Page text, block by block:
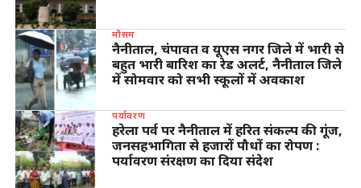
मौसम
नैनीताल, चंपावत व यूएस नगर जिले में भारी से
बहुत भारी बारिश का रेड अलर्ट, नैनीताल जिले
में सोमवार को सभी स्कूलों में अवकाश
पर्यावरण
हरेला पर्व पर नैनीताल में हरित संकल्प की गूंज,
जनसहभागिता से हजारों पौधों का रोपण :
पर्यावरण संरक्षण का दिया संदेश